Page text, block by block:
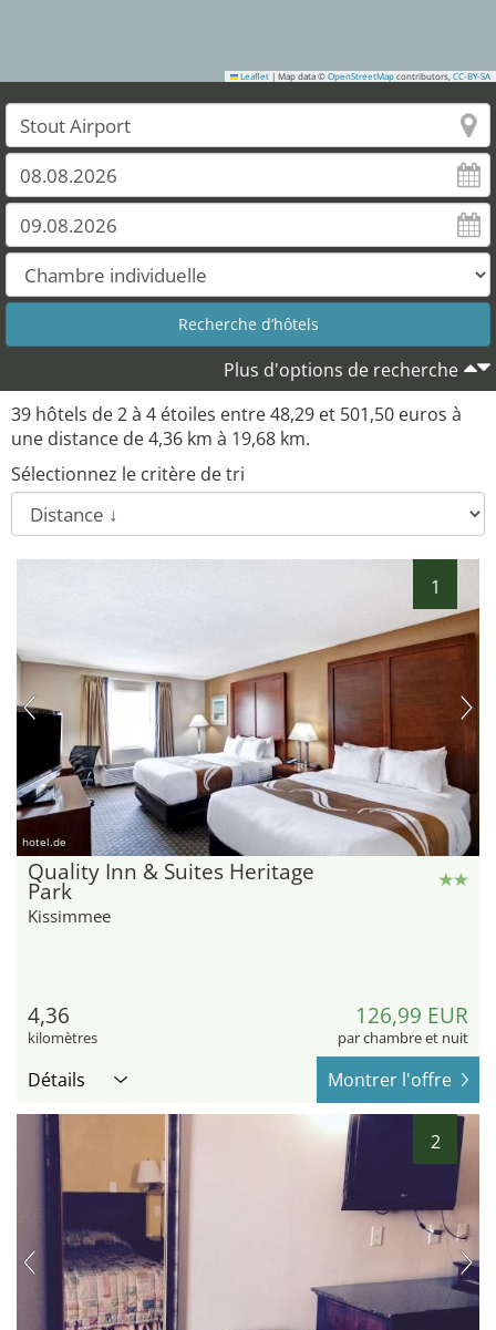
Leaflet | Map data © OpenStreetMap contributors, CC-BY-SA
Plus d'options de recherche
39 hôtels de2à 4 étoiles entre48,29 et 501,50 euros à
une distance de4,36 km à 19,68 km.
Sélectionnez le critère de tri
1
hotel.de
Quality Inn & Suites Heritage
Park
Kissimmee
4,36
kilomètres
126,99 EUR
par chambre et nuit
Détails Montrer l'offre
2